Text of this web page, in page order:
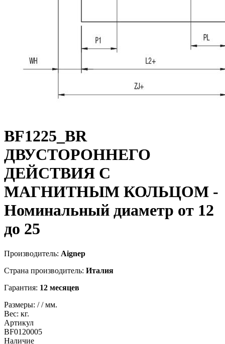
BF1225_BR
ДВУСТОРОННЕГО
ДЕЙСТВИЯ С
МАГНИТНЫМ КОЛЬЦОМ -
Номинальный диаметр от 12
до 25
Производитель: Aignep
Страна производитель: Италия
Гарантия: 12 месяцев
Размеры: //мм.
Вес: кг.
Артикул
BF0120005
Наличие